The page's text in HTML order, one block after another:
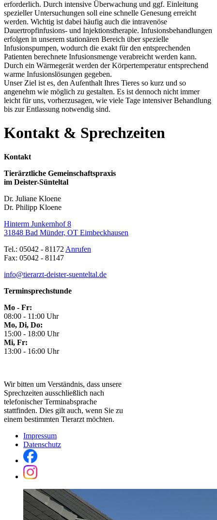
erforderlich. Durch intensive Überwachung und ggf. Einleitung
spezieller Untersuchungen soll eine schnelle Genesung erreicht
werden. Wichtig ist dabei häufig auch die intravenöse
Dauertropfinfusions- und Injektionstherapie. Infusionsbehandlungen
erfolgen in unserem stationären Bereich über spezielle
Infusionspumpen, wodurch die exakt für den entsprechenden
Patienten berechnete Infusionsmenge verabreicht werden kann.
Durch ein Wärmegerät werden der Körpertemperatur entsprechend
warme Infusionslösungen gegeben.
Unser Ziel ist es, den Aufenthalt Ihres Tieres so kurz und so
angenehm wie möglich zu gestalten. Es ist dennoch nicht immer
leicht für uns, vorherzusagen, wie viele Tage intensiver Behandlung
bis zur Entlassung notwendig sind.
Kontakt & Sprechzeiten
Kontakt
Tierärztliche Gemeinschaftspraxis
im Deister-Sünteltal
Dr. Juliane Kloene
Dr. Philipp Kloene
Hinterm Junkernhof 8
31848 Bad Münder, OT Eimbeckhausen
Tel.: 05042 - 81172 Anrufen
Fax: 05042 - 81147
info@tierarzt-deister-suenteltal.de
Terminsprechstunde
Mo - Fr:
08:00 - 11:00 Uhr
Mo, Di, Do:
15:00 - 18:00 Uhr
Mi, Fr:
13:00 - 16:00 Uhr
Wir bitten um Verständnis, dass unsere
Sprechzeiten ausschließlich nach
telefonischer Terminabsprache
stattfinden. Dies gilt auch, wenn Sie zu
einem bestimmten Tierarzt möchten.
Impressum
Datenschutz